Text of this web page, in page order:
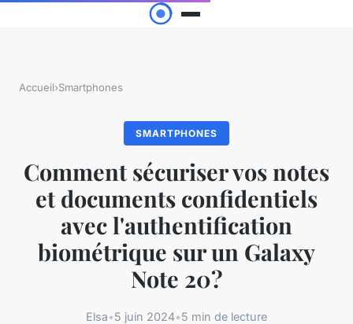
Accueil›Smartphones
SMARTPHONES
Comment sécuriser vos notes
et documents confidentiels
avec l'authentification
biométrique sur un Galaxy
Note 20?
Elsa•5 juin 2024•5 min de lecture